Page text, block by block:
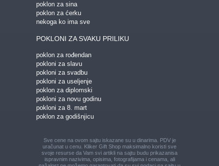
poklon za sina
poklon za ćerku
nekoga ko ima sve
POKLONI ZA SVAKU PRILIKU
poklon za rođendan
pokloni za slavu
pokloni za svadbu
pokloni za useljenje
poklon za diplomski
pokloni za novu godinu
pokloni za 8. mart
poklon za godišnjicu
Sve cene na ovom sajtu iskazane su u dinarima. PDV je
uračunat u cenu. Kliker Gift Shop maksimalno koristi sve
svoje resurse da Vam svi artikli na sajtu budu prikazanisa
ispravnim nazivima, opisima, fotografijama i cenama, ali